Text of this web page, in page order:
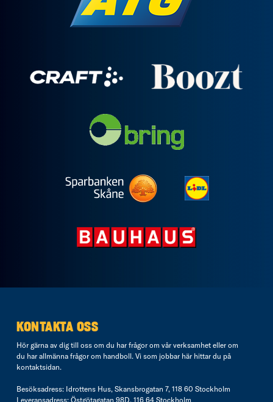
KONTAKTA OSS
Hör gärna av dig till oss om du har frågor om vår verksamhet eller om
du har allmänna frågor om handboll. Vi som jobbar här hittar du på
kontaktsidan.
Besöksadress: Idrottens Hus, Skansbrogatan 7, 118 60 Stockholm
Leveransadress: Östgötagatan 98D, 116 64 Stockholm